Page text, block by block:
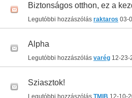
Biztonságos otthon, ez a
Legutóbbi hozzászólás raktaros 03-
Alpha
Legutóbbi hozzászólás varég 12-23-
Sziasztok!
Legutóbbi hozzászólás TMIB 12-10-